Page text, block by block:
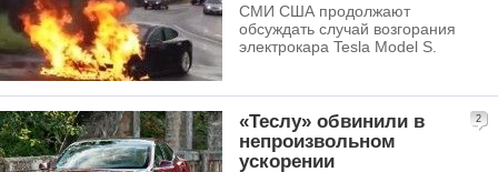
СМИ США продолжают
обсуждать случай возгорания
электрокара Tesla Model S.
2
«Теслу» обвинили в
непроизвольном
ускорении